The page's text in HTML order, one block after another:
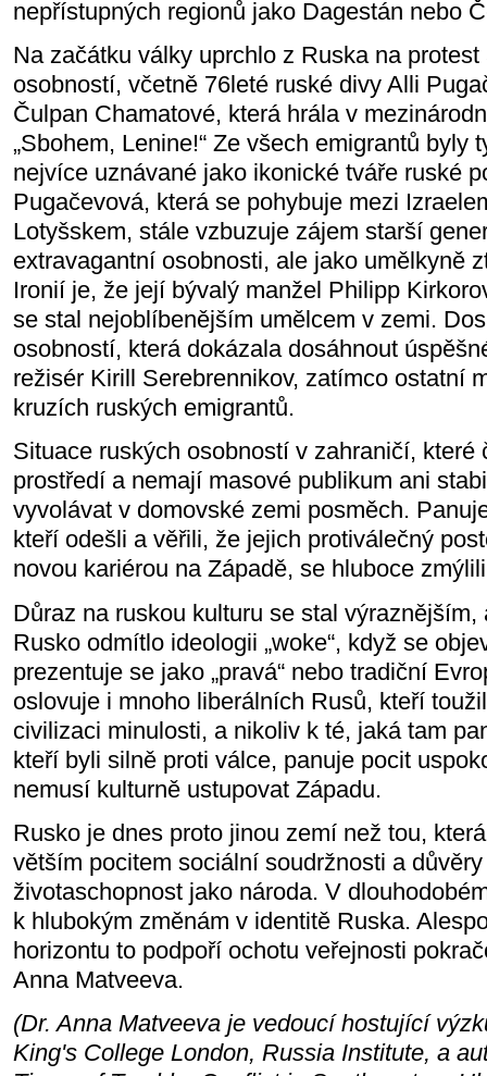
nepřístupných regionů jako Dagestán nebo
Na začátku války uprchlo z Ruska na
osobností, včetně 76leté ruské divy Alli
Čulpan Chamatové, která hrála v
„Sbohem, Lenine!“ Ze všech emigrantů byly
nejvíce uznávané jako ikonické tváře ruské
Pugačevová, která se pohybuje mezi
Lotyšskem, stále vzbuzuje zájem starší
extravagantní osobnosti, ale jako umělkyně
Ironií je, že její bývalý manžel Philipp
se stal nejoblíbenějším umělcem v zemi.
osobností, která dokázala dosáhnout
režisér Kirill Serebrennikov, zatímco ostatní
kruzích ruských emigrantů.
Situace ruských osobností v zahraničí,
prostředí a nemají masové publikum ani
vyvolávat v domovské zemi posměch.
kteří odešli a věřili, že jejich protiválečný
novou kariérou na Západě, se hluboce
Důraz na ruskou kulturu se stal
Rusko odmítlo ideologii „woke“, když se
prezentuje se jako „pravá“ nebo tradiční
oslovuje i mnoho liberálních Rusů, kteří
civilizaci minulosti, a nikoliv k té, jaká tam
kteří byli silně proti válce, panuje pocit
nemusí kulturně ustupovat Západu.
Rusko je dnes proto jinou zemí než tou,
větším pocitem sociální soudržnosti a
životaschopnost jako národa. V
k hlubokým změnám v identitě Ruska.
horizontu to podpoří ochotu veřejnosti
Anna Matveeva.
(Dr. Anna Matveeva je vedoucí hostující
King's College London, Russia Institute, a